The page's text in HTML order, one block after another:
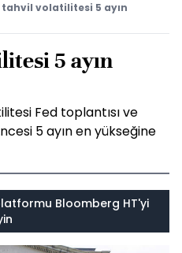
tahvil volatilitesi 5 ayın
5 ayın
Fed toplantısı ve
5 ayın en yükseğine
Bloomberg HT'yi